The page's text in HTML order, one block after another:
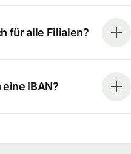
für alle Filialen?
IBAN?